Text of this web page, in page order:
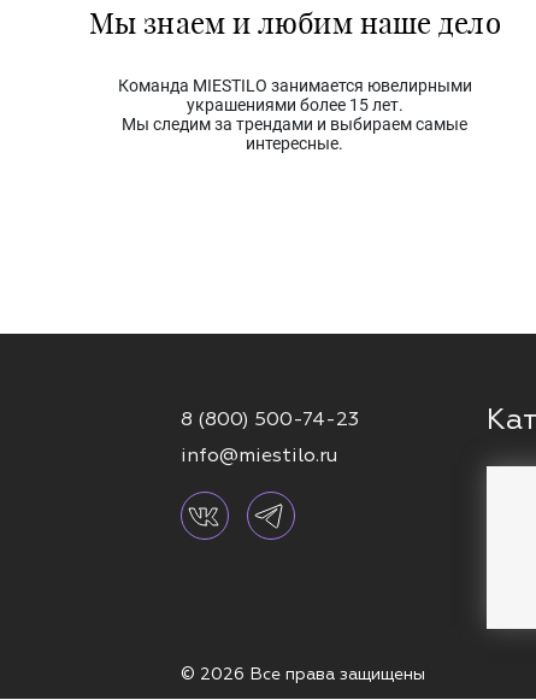
Мы знаем и любим наше дело
Команда MIESTILO занимается ювелирными
украшениями более 15 лет.
Мы следим за трендами и выбираем самые
интересные.
8 (800) 500-74-23
info@miestilo.ru
© 2026 Все права защищены